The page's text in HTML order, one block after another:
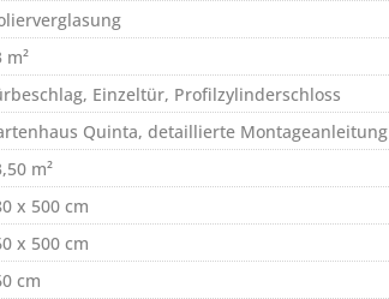
m²
Einzeltür, Profilzylinderschloss
Quinta, detaillierte Montageanleitung
m²
x 500 cm
x 500 cm
cm